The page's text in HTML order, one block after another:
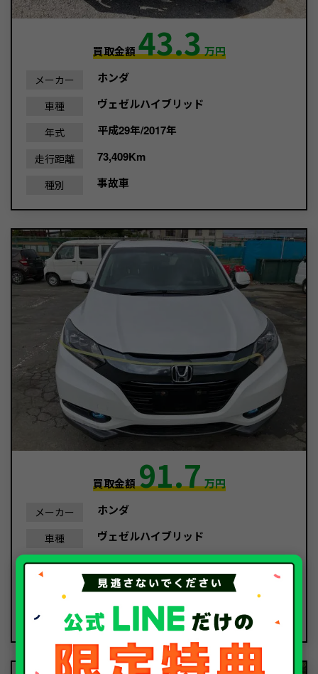
買取金額43.3万円
メーカー ホンダ
車種 ヴェゼルハイブリッド
年式 平成29年/2017年
走行距離 73,409Km
種別 事故車
買取金額91.7万円
メーカー ホンダ
車種 ヴェゼルハイブリッド
年式 平成27年/2015年
51,912Km
種別 事故車